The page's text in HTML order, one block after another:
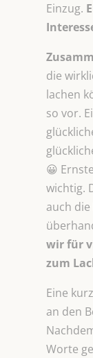
Einzug.
die
lachen
so vor.
😀
wichtig.
auch
wir für
zum
Eine
an den
Worte